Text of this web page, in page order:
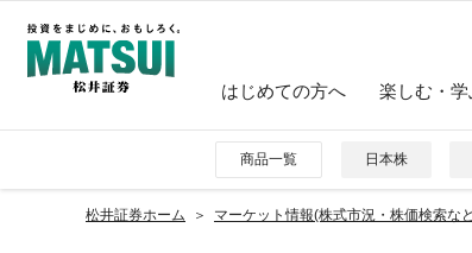
はじめての方へ 楽しむ・学
商品一覧 日本株
松井証券ホーム マーケット情報(株式市況・株価検索な